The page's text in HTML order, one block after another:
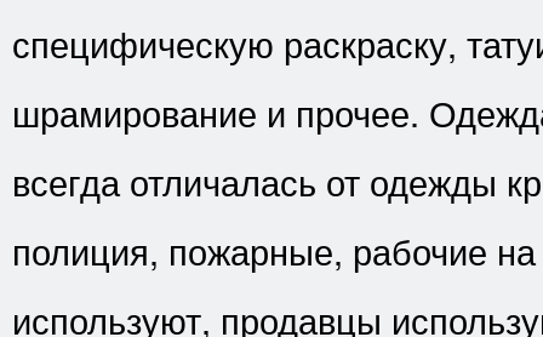
специфическую раскраску,
шрамирование и прочее.
всегда отличалась от одежды
полиция, пожарные, рабочие на
используют, продавцы